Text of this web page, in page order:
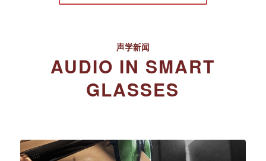
声学新闻
AUDIO IN SMART
GLASSES